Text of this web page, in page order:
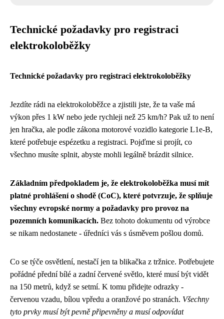
Technické požadavky pro registraci
elektrokoloběžky
Technické požadavky pro registraci elektrokoloběžky
Jezdíte rádi na elektrokoloběžce a zjistili jste, že ta vaše má
výkon přes 1 kW nebo jede rychleji než 25 km/h? Pak už to není
jen hračka, ale podle zákona motorové vozidlo kategorie L1e-B,
které potřebuje espézetku a registraci. Pojďme si projít, co
všechno musíte splnit, abyste mohli legálně brázdit silnice.
Základním předpokladem je, že elektrokoloběžka musí mít
platné prohlášení o shodě (CoC), které potvrzuje, že splňuje
všechny evropské normy a požadavky pro provoz na
pozemních komunikacích. Bez tohoto dokumentu od výrobce
se nikam nedostanete - úředníci vás s úsměvem pošlou domů.
Co se týče osvětlení, nestačí jen ta blikačka z tržnice. Potřebujete
pořádné přední bílé a zadní červené světlo, které musí být vidět
na 150 metrů, když se setmí. K tomu přidejte odrazky -
červenou vzadu, bílou vpředu a oranžové po stranách. Všechny
tyto prvky musí být pevně připevněny a musí odpovídat